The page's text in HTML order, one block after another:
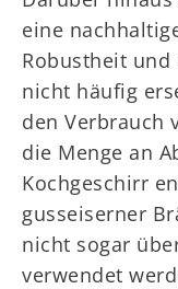
eine
Robustheit und
nicht häufig
den Verbrauch
die Menge an
Kochgeschirr
gusseiserner
nicht sogar
verwendet